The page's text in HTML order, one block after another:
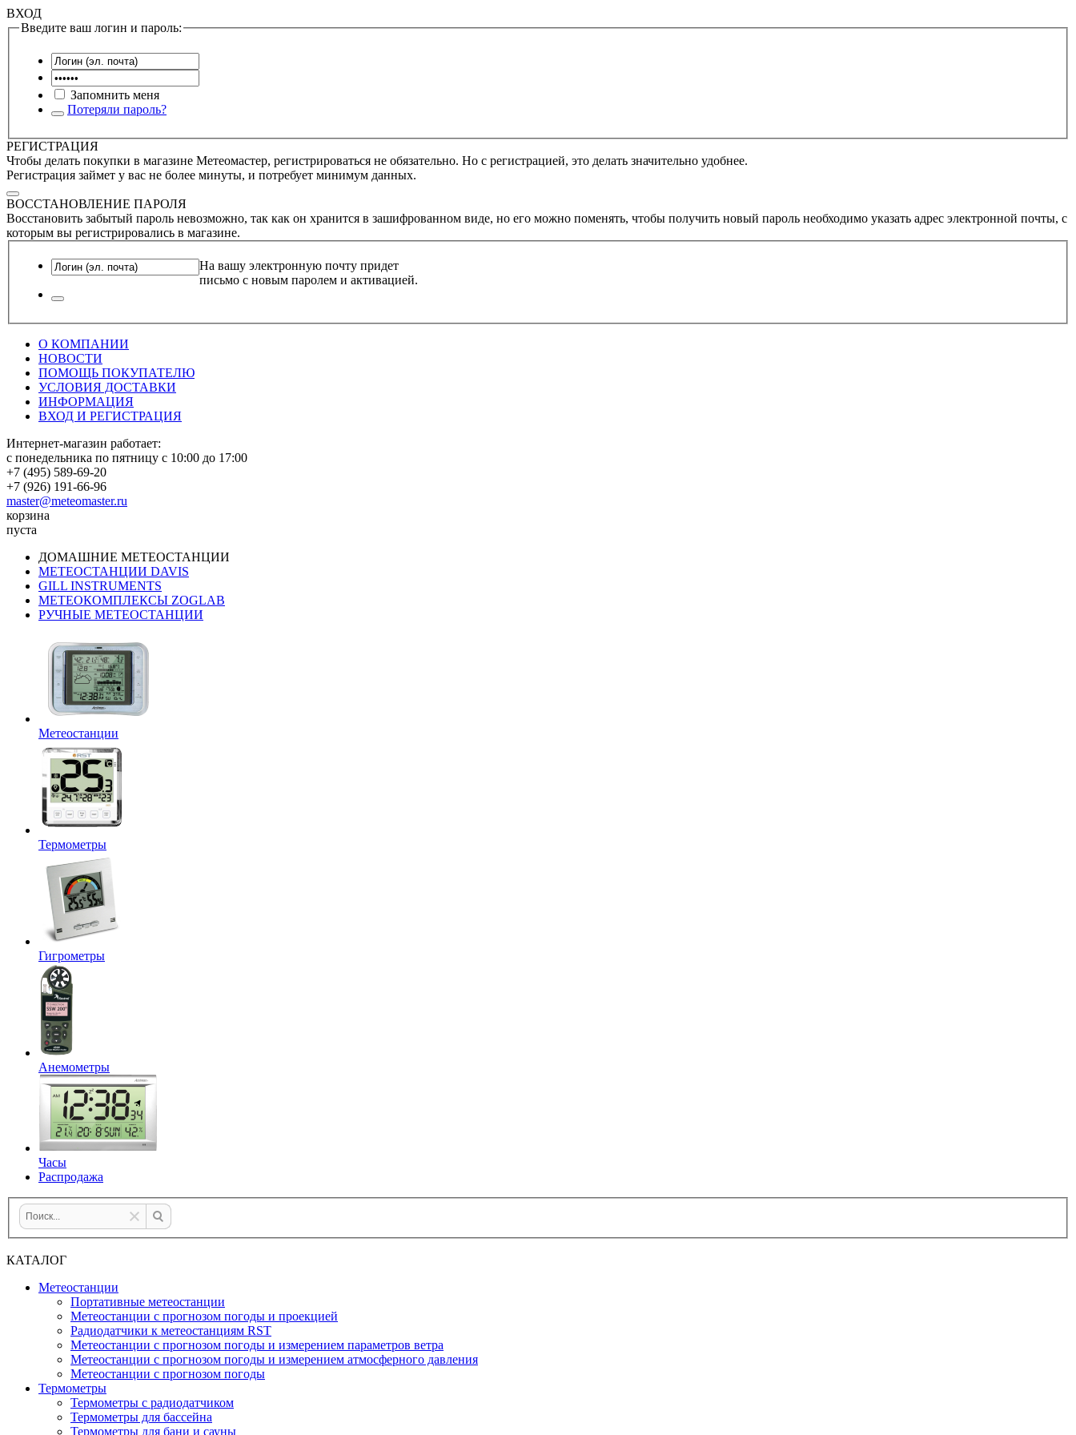
ВХОД
Введите ваш логин и пароль:
Запомнить меня
Потеряли пароль?
РЕГИСТРАЦИЯ
Чтобы делать покупки в магазине Метеомастер, регистрироваться не обязательно. Но с регистрацией, это делать значительно удобнее.
Регистрация займет у вас не более минуты, и потребует минимум данных.
ВОССТАНОВЛЕНИЕ ПАРОЛЯ
Восстановить забытый пароль невозможно, так как он хранится в зашифрованном виде, но его можно поменять, чтобы получить новый пароль необходимо указать адрес электронной почты, с
которым вы регистрировались в магазине.
На вашу электронную почту придет
письмо с новым паролем и активацией.
О КОМПАНИИ
НОВОСТИ
ПОМОЩЬ ПОКУПАТЕЛЮ
УСЛОВИЯ ДОСТАВКИ
ИНФОРМАЦИЯ
ВХОД И РЕГИСТРАЦИЯ
Интернет-магазин работает:
с понедельника по пятницу с 10:00 до 17:00
+7 (495) 589-69-20
+7 (926) 191-66-96
master@meteomaster.ru
корзина
пуста
ДОМАШНИЕ МЕТЕОСТАНЦИИ
МЕТЕОСТАНЦИИ DAVIS
GILL INSTRUMENTS
МЕТЕОКОМПЛЕКСЫ ZOGLAB
РУЧНЫЕ МЕТЕОСТАНЦИИ
Метеостанции
Термометры
Гигрометры
Анемометры
Часы
Распродажа
КАТАЛОГ
Метеостанции
Портативные метеостанции
Метеостанции с прогнозом погоды и проекцией
Радиодатчики к метеостанциям RST
Метеостанции с прогнозом погоды и измерением параметров ветра
Метеостанции с прогнозом погоды и измерением атмосферного давления
Метеостанции с прогнозом погоды
Термометры
Термометры с радиодатчиком
Термометры для бассейна
Термометры для бани и сауны